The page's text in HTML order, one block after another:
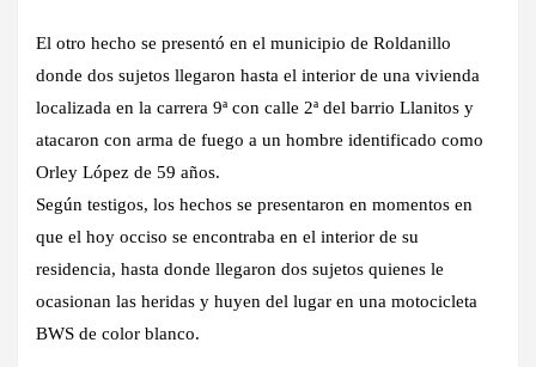
El otro hecho se presentó en el municipio de Roldanillo
donde dos sujetos llegaron hasta el interior de una vivienda
localizada en la carrera 9ª con calle 2ª del barrio Llanitos y
atacaron con arma de fuego a un hombre identificado como
Orley López de 59 años.
Según testigos, los hechos se presentaron en momentos en
que el hoy occiso se encontraba en el interior de su
residencia, hasta donde llegaron dos sujetos quienes le
ocasionan las heridas y huyen del lugar en una motocicleta
BWS de color blanco.